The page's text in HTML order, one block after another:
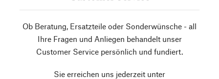
Ob Beratung, Ersatzteile oder Sonderwünsche - all
Ihre Fragen und Anliegen behandelt unser
Customer Service persönlich und fundiert.
Sie erreichen uns jederzeit unter